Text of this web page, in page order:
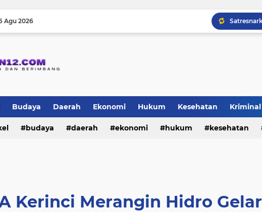
Agu 2026
Budaya Daerah Ekonomi Hukum Kesehatan Kriminal
TNI-Polri sosial
budaya daerah ekonomi hukum kesehatan
Kerinci Merangin Hidro Gelar